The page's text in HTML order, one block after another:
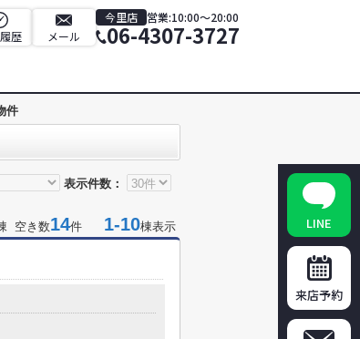
歴 メール
今里店 営業:10:00～20:00
06-4307-3727
件
表示件数：
空き数14件 1-10棟表示 LINE
来店予約